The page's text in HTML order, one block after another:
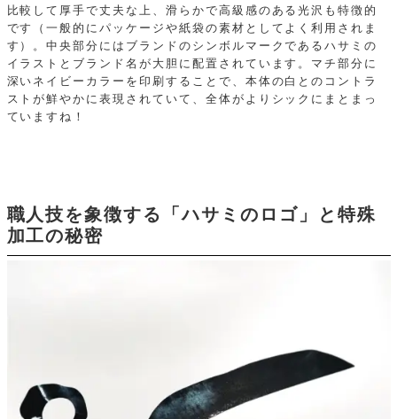
比較して厚手で丈夫な上、滑らかで高級感のある光沢も特徴的
です（一般的にパッケージや紙袋の素材としてよく利用されま
す）。中央部分にはブランドのシンボルマークであるハサミの
イラストとブランド名が大胆に配置されています。マチ部分に
深いネイビーカラーを印刷することで、本体の白とのコントラ
ストが鮮やかに表現されていて、全体がよりシックにまとまっ
ていますね！
職人技を象徴する「ハサミのロゴ」と特殊
加工の秘密